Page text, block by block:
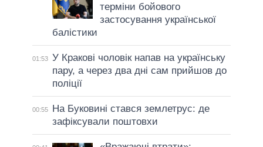
терміни бойового
застосування української
балістики
01:53 У Кракові чоловік напав на українську
пару, а через два дні сам прийшов до
поліції
00:55
На Буковині стався землетрус: де
зафіксували поштовхи